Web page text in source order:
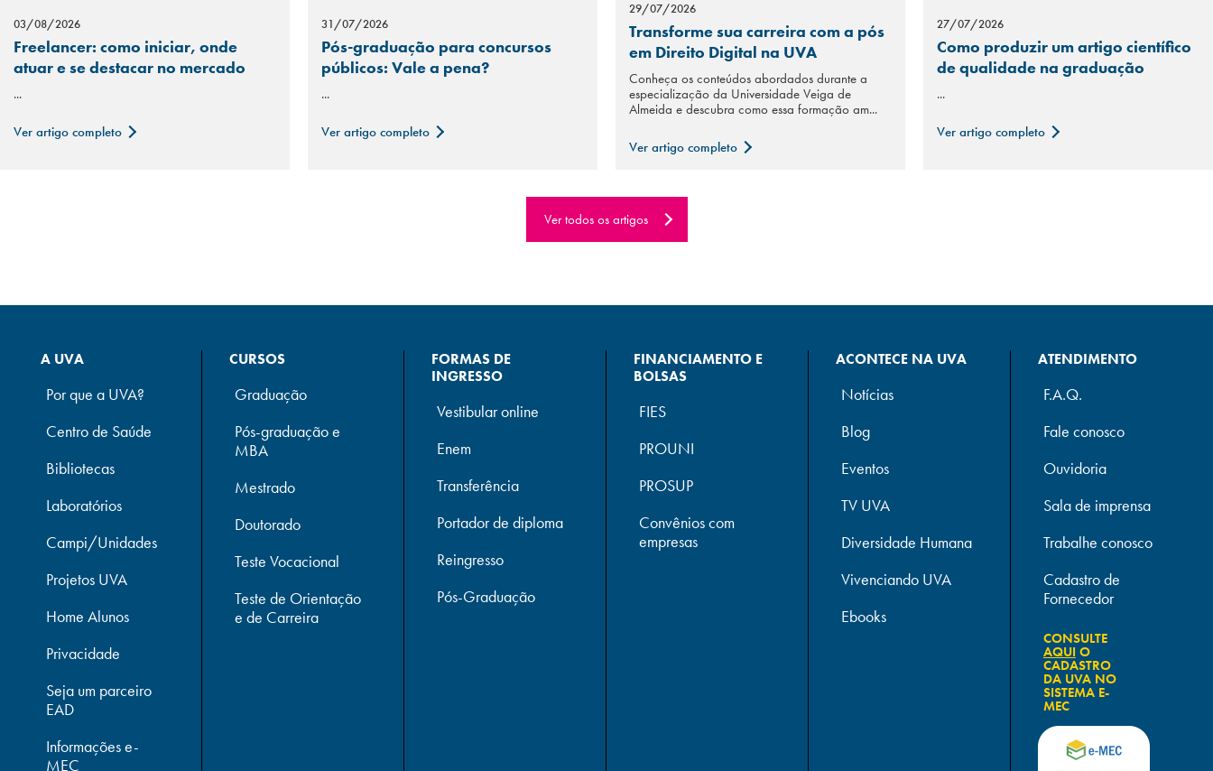
03/08/2026
Freelancer: como iniciar, onde
atuar e se destacar no mercado
...
Ver artigo completo
31/07/2026
Pós-graduação para concursos
públicos: Vale a pena?
...
Ver artigo completo
29/07/2026
Transforme sua carreira com a pós
em Direito Digital na UVA
Conheça os conteúdos abordados durante a
especialização da Universidade Veiga de
Almeida e descubra como essa formação am...
Ver artigo completo
27/07/2026
Como produzir um artigo científico
de qualidade na graduação
...
Ver artigo completo
Ver todos os artigos
A UVA
Por que a UVA?
Centro de Saúde
Bibliotecas
Laboratórios
Campi/Unidades
Projetos UVA
Home Alunos
Privacidade
Seja um parceiro
EAD
Informações e-
MEC
CURSOS
Graduação
Pós-graduação e
MBA
Mestrado
Doutorado
Teste Vocacional
Teste de Orientação
e de Carreira
FORMAS DE
INGRESSO
Vestibular online
Enem
Transferência
Portador de diploma
Reingresso
Pós-Graduação
FINANCIAMENTO E
BOLSAS
FIES
PROUNI
PROSUP
Convênios com
empresas
ACONTECE NA UVA
Notícias
Blog
Eventos
TV UVA
Diversidade Humana
Vivenciando UVA
Ebooks
ATENDIMENTO
F.A.Q.
Fale conosco
Ouvidoria
Sala de imprensa
Trabalhe conosco
Cadastro de
Fornecedor
CONSULTE
AQUIO
CADASTRO
DA UVA NO
SISTEMA E-
MEC